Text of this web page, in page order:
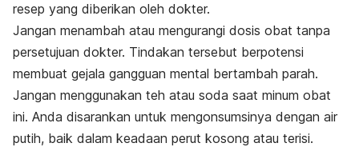
resep yang diberikan oleh dokter.
Jangan menambah atau mengurangi dosis obat tanpa
persetujuan dokter. Tindakan tersebut berpotensi
membuat gejala gangguan mental bertambah parah.
Jangan menggunakan teh atau soda saat minum obat
ini. Anda disarankan untuk mengonsumsinya dengan air
putih, baik dalam keadaan perut kosong atau terisi.